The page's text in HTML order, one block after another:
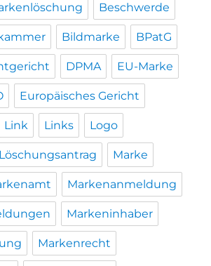
Beschwerde
Bildmarke BPatG
DPMA EU-Marke
Europäisches Gericht
Link Links Logo
Löschungsantrag Marke
Markenanmeldung
Markeninhaber
Markenrecht